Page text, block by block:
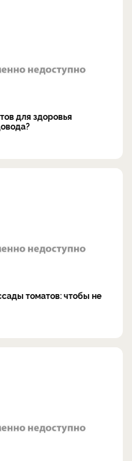
для здоровья
томатов: чтобы не